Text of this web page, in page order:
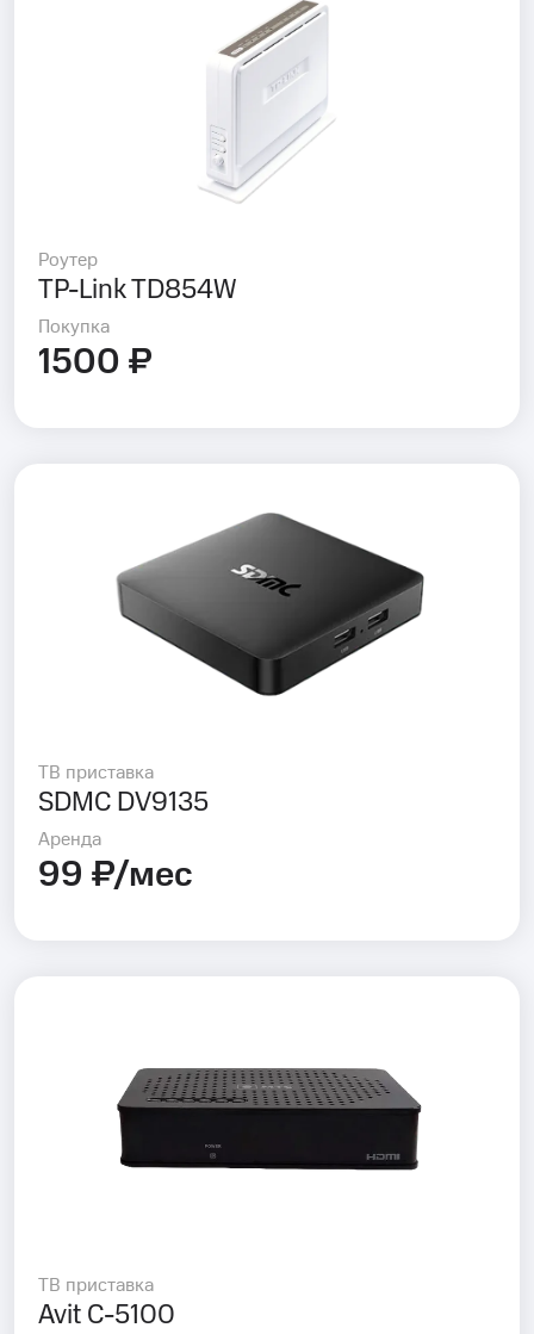
Роутер
TP-Link TD854W
Покупка
1500 ₽
ТВ приставка
SDMC DV9135
Аренда
99 ₽/мес
ТВ приставка
Avit C-5100